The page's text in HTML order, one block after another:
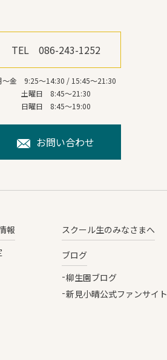
TEL 086-243-1252
～金 9:25～14:30 / 15:45～21:30
土曜日 8:45～21:30
日曜日 8:45～19:00
お問い合わせ
報
スクール生のみなさまへ
ブログ
柳生園ブログ
新見小晴公式ファンサイト